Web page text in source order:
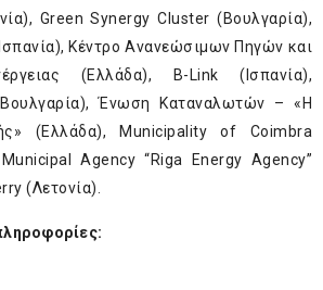
Green Synergy Cluster (Βουλγαρία),
Κέντρο Ανανεώσιμων Πηγών και
(Ελλάδα), B-Link (Ισπανία),
Ένωση Καταναλωτών – «Η
(Ελλάδα), Municipality of Coimbra
Agency “Riga Energy Agency”
(Λετονία).